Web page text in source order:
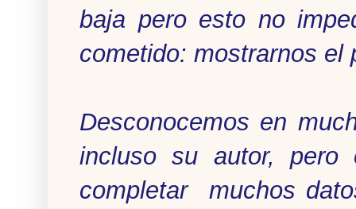
baja pero esto no
cometido: mostrarnos
Desconocemos en
incluso su autor, pero
completar muchos